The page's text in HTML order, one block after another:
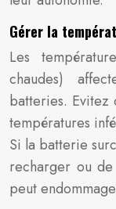
Gérer la
Les
chaudes)
batteries. Evitez
températures
Si la batterie
recharger ou
peut